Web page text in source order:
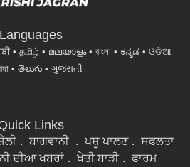
Languages
தமிழ் മലയാളം বাংলা ಕನ್ನಡ
ଓଡିଆ
తెలుగు ગુજરાતી
Links
ਬਾਗਵਾਨੀ ਪਸ਼ੂ ਪਾਲਣ
ਸਫਲਤਾ
ਦੀਆ ਖਬਰਾਂ ਖੇਤੀ ਬਾੜੀ ਫਾਰਮ